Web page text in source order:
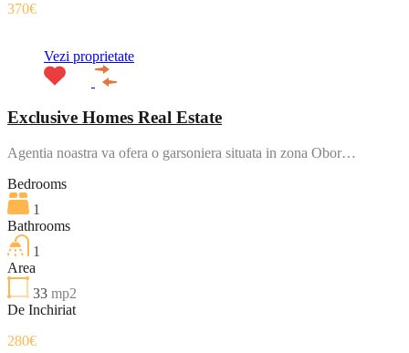
370€
Vezi proprietate
Exclusive Homes Real Estate
Agentia noastra va ofera o garsoniera situata in zona Obor…
Bedrooms
1
Bathrooms
1
Area
33 mp2
De Inchiriat
280€